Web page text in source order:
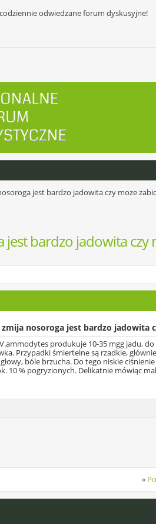
odwiedzane forum dyskusyjne!
jest bardzo jadowita czy moze
jest bardzo jadowita czy
zmija nosoroga jest bardzo jadowita
produkuje 10-35 mgg jadu,
Przypadki śmiertelne są rzadkie,
bóle brzucha. Do tego niskie
10 % pogryzionych. Delikatnie mówiąc
«